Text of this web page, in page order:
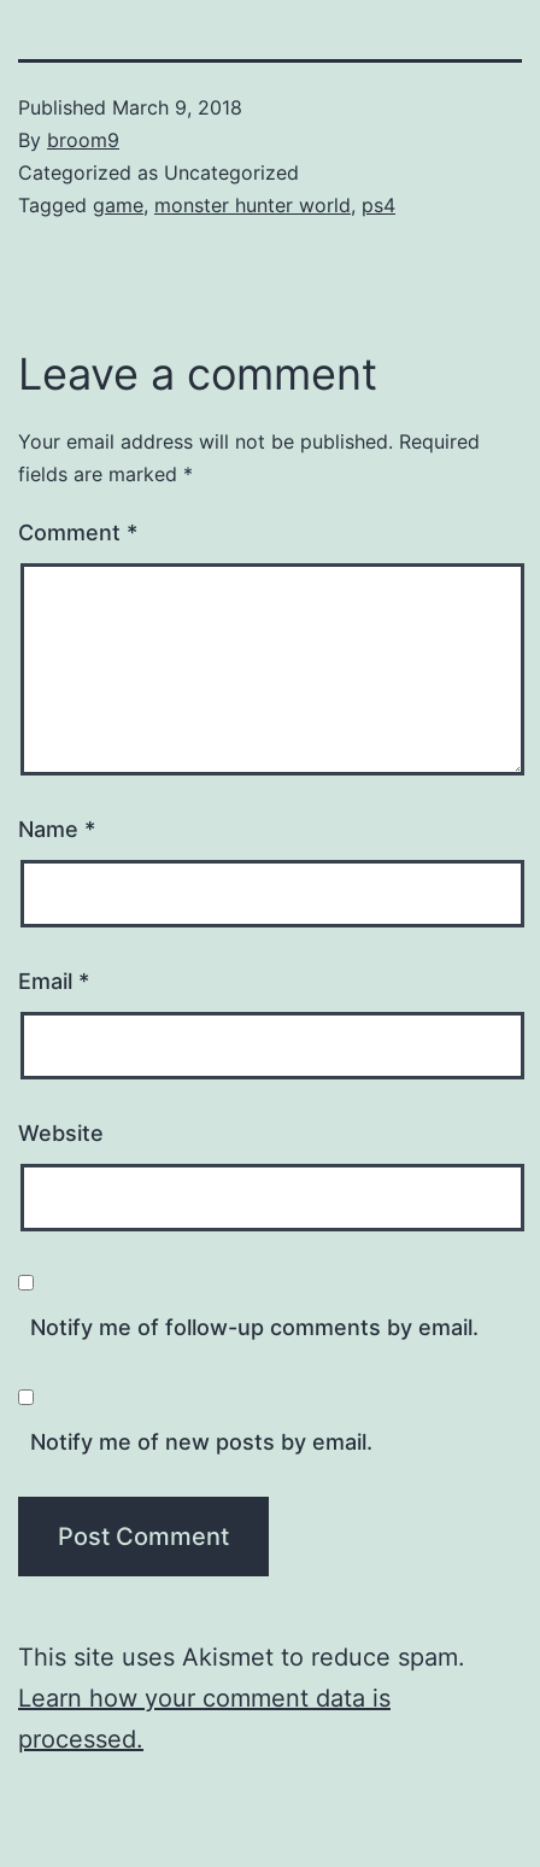
Published March 9, 2018
By broom9
Categorized as Uncategorized
Tagged game, monster hunter world, ps4
Leave a comment
Your email address will not be published. Required
fields are marked *
Comment *
Name *
Email *
Website
Notify me of follow-up comments by email.
Notify me of new posts by email.
This site uses Akismet to reduce spam.
Learn how your comment data is
processed.